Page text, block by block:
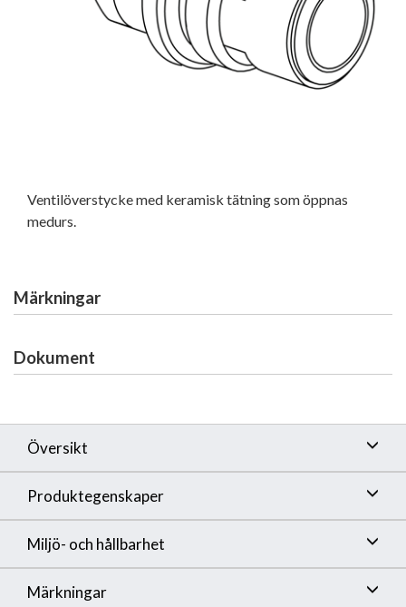
Ventilöverstycke med keramisk tätning som öppnas
medurs.
Märkningar
Dokument
Översikt
Produktegenskaper
Miljö- och hållbarhet
Märkningar